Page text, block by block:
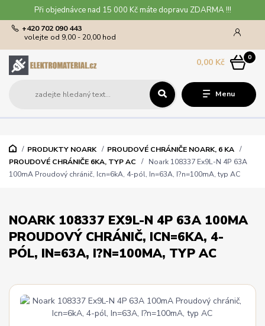
Při objednávce nad 15 000 Kč máte dopravu ZDARMA !!!
Menu
+420 702 090 443
volejte od 9,00 - 20,00 hod
0
0,00 Kč
PRODUKTY NOARK
PROUDOVÉ CHRÁNIČE NOARK, 6 KA
PROUDOVÉ CHRÁNIČE 6KA, TYP AC
Noark 108337 Ex9L-N 4P 63A
100mA Proudový chránič, Icn=6kA, 4-pól, In=63A, I?n=100mA, typ AC
NOARK 108337 EX9L-N 4P 63A 100MA
PROUDOVÝ CHRÁNIČ, ICN=6KA, 4-
PÓL, IN=63A, I?N=100MA, TYP AC